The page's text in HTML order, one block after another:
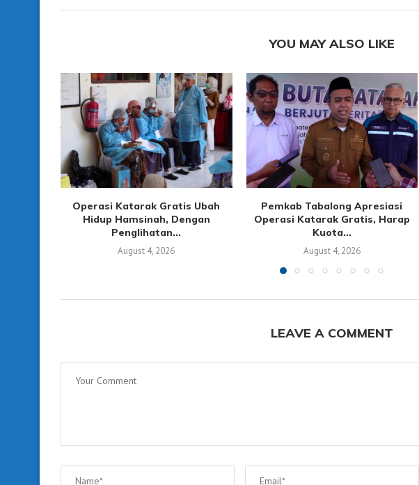
YOU MAY ALSO LIKE
Operasi Katarak Gratis Ubah
Hidup Hamsinah, Dengan
Penglihatan...
August 4, 2026
Pemkab Tabalong Apresiasi
Operasi Katarak Gratis, Harap
Kuota...
August 4, 2026
LEAVE A COMMENT